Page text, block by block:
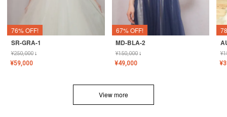
76% OFF!
SR-GRA-1
¥250,000↓
¥59,000
67% OFF!
MD-BLA-2
¥150,000↓
¥49,000
¥
¥
View more